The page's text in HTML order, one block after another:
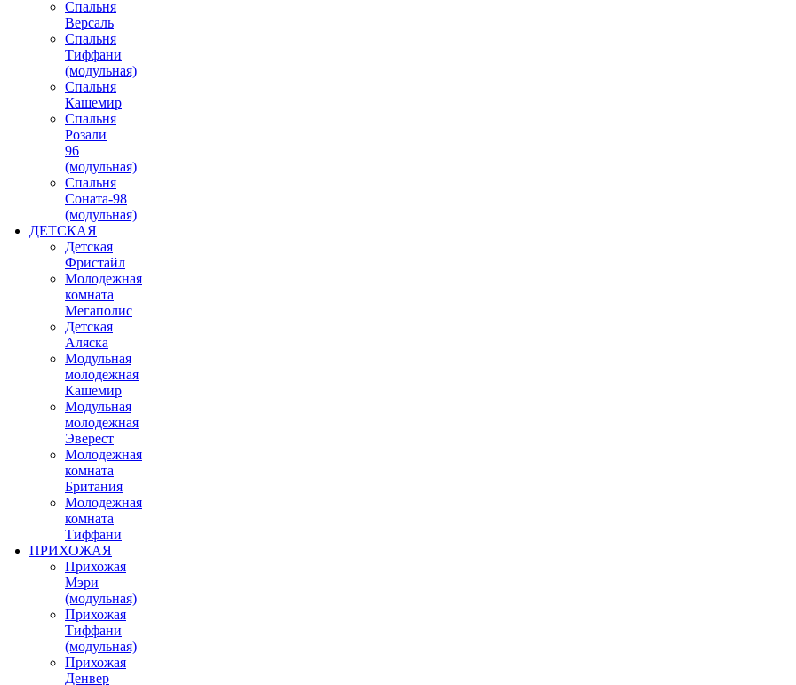
Спальня
Версаль
Спальня
Тиффани
(модульная)
Спальня
Кашемир
Спальня
Розали
96
(модульная)
Спальня
Соната-98
(модульная)
ДЕТСКАЯ
Детская
Фристайл
Молодежная
комната
Мегаполис
Детская
Аляска
Модульная
молодежная
Кашемир
Модульная
молодежная
Эверест
Молодежная
комната
Британия
Молодежная
комната
Тиффани
ПРИХОЖАЯ
Прихожая
Мэри
(модульная)
Прихожая
Тиффани
(модульная)
Прихожая
Денвер